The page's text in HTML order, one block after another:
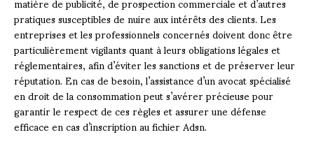
pratiques susceptibles de nuire aux intérêts des clients. Les
entreprises et les professionnels concernés doivent donc être
particulièrement vigilants quant à leurs obligations légales et
réglementaires, afin d’éviter les sanctions et de préserver leur
réputation. En cas de besoin, l’assistance d’un avocat spécialisé
en droit de la consommation peut s’avérer précieuse pour
garantir le respect de ces règles et assurer une défense
efficace en cas d’inscription au fichier Adsn.